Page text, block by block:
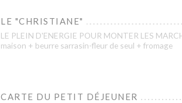
LE "CHRISTIANE"
LE PLEIN D'ENERGIE POUR MONTER LES
maison + beurre sarrasin-fleur de seul + fromage
CARTE DU PETIT DÉJEUNER